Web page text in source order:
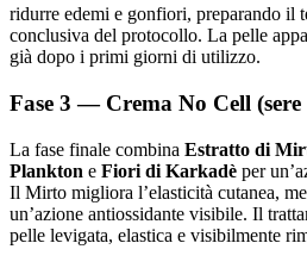
ridurre edemi e gonfiori, preparando il
conclusiva del protocollo. La pelle
già dopo i primi giorni di utilizzo.
Fase 3 — Crema No Cell (sere
La fase finale combina Estratto di
Plankton e Fiori di Karkadè per
Il Mirto migliora l’elasticità cutanea,
un’azione antiossidante visibile. Il
pelle levigata, elastica e visibilmente